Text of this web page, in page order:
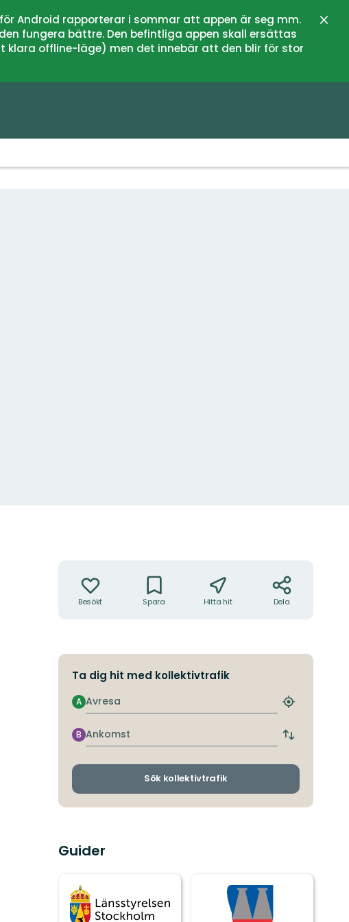
Android rapporterar i sommar att appen är seg mm.
fungera bättre. Den befintliga appen skall ersättas
klara offline-läge) men det innebär att den blir för stor
Besökt Spara Hitta hit Dela
Ta dig hit med kollektivtrafik
Avresa
A
Hitta
hållplats
Ankomst
B
Byt
och
Sök kollektivtrafik
Guider